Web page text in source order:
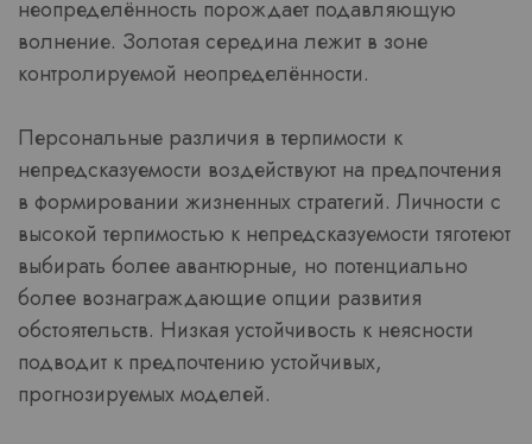
неопределённость порождает подавляющую
волнение. Золотая середина лежит в зоне
контролируемой неопределённости.
Персональные различия в терпимости к
непредсказуемости воздействуют на предпочтения
в формировании жизненных стратегий. Личности с
высокой терпимостью к непредсказуемости тяготеют
выбирать более авантюрные, но потенциально
более вознаграждающие опции развития
обстоятельств. Низкая устойчивость к неясности
подводит к предпочтению устойчивых,
прогнозируемых моделей.